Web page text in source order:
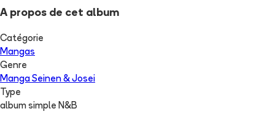
A propos de cet album
Catégorie
Mangas
Genre
Manga Seinen & Josei
Type
album simple N&B